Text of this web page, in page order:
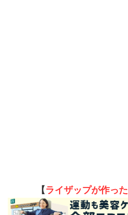
【ライザップが作った